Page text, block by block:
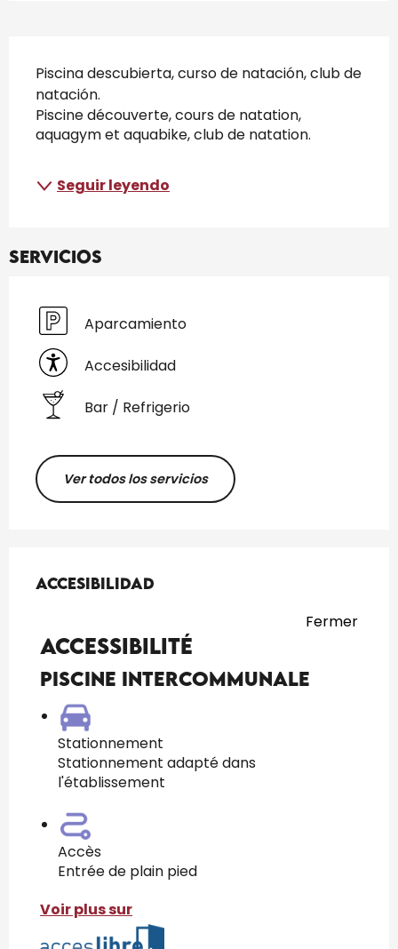
Piscina descubierta, curso de natación, club de
natación.
Piscine découverte, cours de natation,
aquagym et aquabike, club de natation.
Seguir leyendo
Servicios
Aparcamiento
Accesibilidad
Bar / Refrigerio
Ver todos los servicios
Accesibilidad
Accesibilidad
Fermer
Accessibilité
Piscine intercommunale
Stationnement
Stationnement adapté dans
l'établissement
Accès
Entrée de plain pied
Voir plus sur